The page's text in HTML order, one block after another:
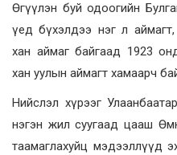
Өгүүлэн буй одоогийн
үед бүхэлдээ нэг л
хан аймаг байгаад 1923
хан уулын аймагт хамаарч
Нийслэл хүрээг
нэгэн жил суугаад цааш
таамаглахуйц мэдээллүүд